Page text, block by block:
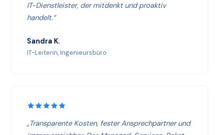
IT-Dienstleister, der mitdenkt und proaktiv
handelt.“
Sandra K.
IT-Leiterin, Ingenieursbüro
„Transparente Kosten, fester Ansprechpartner und